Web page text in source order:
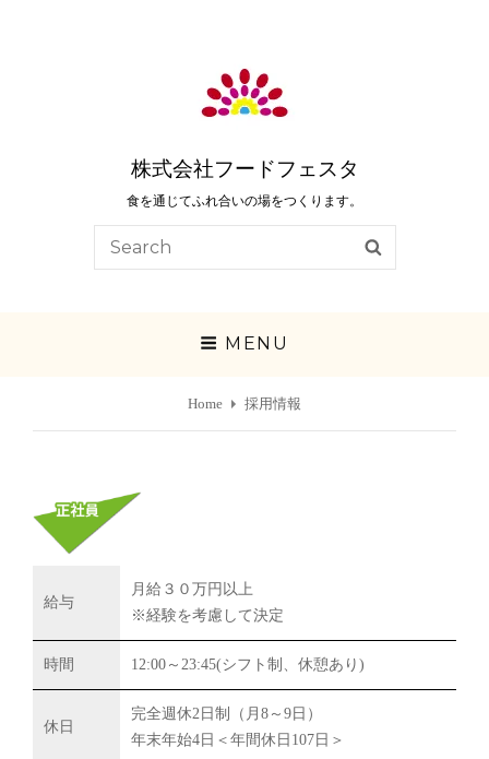
株式会社フードフェスタ
食を通じてふれ合いの場をつくります。
Search
for:
MENU
Home 採用情報
給与
月給３０万円以上
※経験を考慮して決定
時間 12:00～23:45(シフト制、休憩あり)
休日
完全週休2日制（月8～9日）
年末年始4日＜年間休日107日＞